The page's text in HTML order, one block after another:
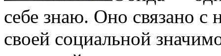
себе знаю. Оно связано с
своей социальной